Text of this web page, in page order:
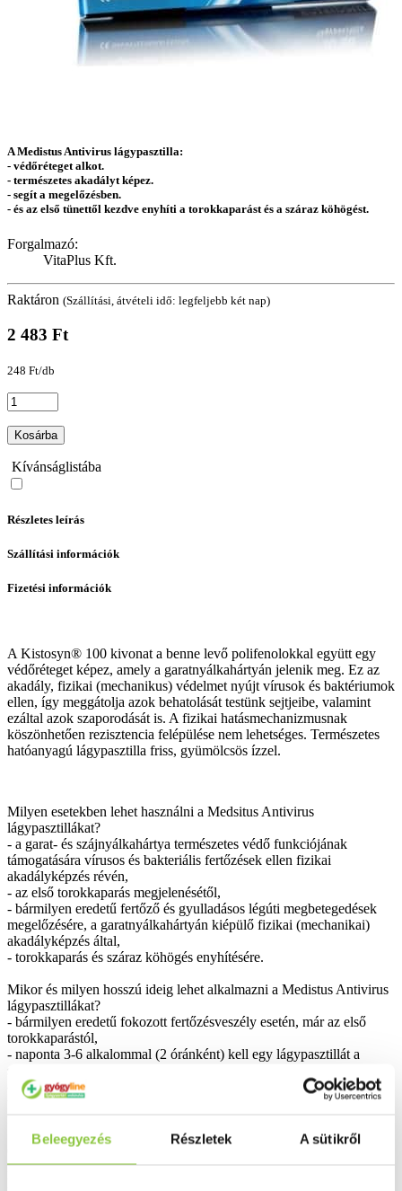
Beleegyezés Részletek A sütikről
A Medistus Antivirus lágypasztilla:
- védőréteget alkot.
- természetes akadályt képez.
- segít a megelőzésben.
- és az első tünettől kezdve enyhíti a torokkaparást és a száraz köhögést.
Forgalmazó:
VitaPlus Kft.
Raktáron (Szállítási, átvételi idő: legfeljebb két nap)
2 483 Ft
248 Ft/db
Kosárba
Kívánságlistába
Részletes leírás
Szállítási információk
Fizetési információk
A Kistosyn® 100 kivonat a benne levő polifenolokkal együtt egy
védőréteget képez, amely a garatnyálkahártyán jelenik meg. Ez az
akadály, fizikai (mechanikus) védelmet nyújt vírusok és baktériumok
ellen, így meggátolja azok behatolását testünk sejtjeibe, valamint
ezáltal azok szaporodását is. A fizikai hatásmechanizmusnak
köszönhetően rezisztencia felépülése nem lehetséges. Természetes
hatóanyagú lágypasztilla friss, gyümölcsös ízzel.
Milyen esetekben lehet használni a Medsitus Antivirus
lágypasztillákat?
- a garat- és szájnyálkahártya természetes védő funkciójának
támogatására vírusos és bakteriális fertőzések ellen fizikai
akadályképzés révén,
- az első torokkaparás megjelenésétől,
- bármilyen eredetű fertőző és gyulladásos légúti megbetegedések
megelőzésére, a garatnyálkahártyán kiépülő fizikai (mechanikai)
akadályképzés által,
- torokkaparás és száraz köhögés enyhítésére.
Mikor és milyen hosszú ideig lehet alkalmazni a Medistus Antivirus
lágypasztillákat?
- bármilyen eredetű fokozott fertőzésveszély esetén, már az első
torokkaparástól,
- naponta 3-6 alkalommal (2 óránként) kell egy lágypasztillát a
- amennyiben a kezelés megkezdését követő 2-3 napon belül nem
tapasztal javulást, vagy a tünetek jelentősen erősödtek (mint pl. 38
Összetevők:
Hatóanyag: gumiarábikum, Kistosyn® 100 kivonat